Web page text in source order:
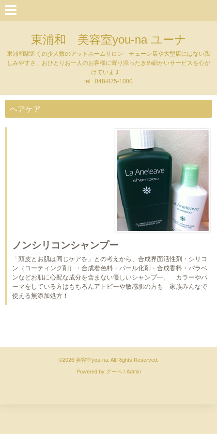
東浦和 美容室you-na ユーナ
東浦和駅近くの少人数のアットホームサロン チェーン店や大型店にはない親
しみやすさ、おひとりお一人のお客様に寄り添ったきめ細かいサービスを心が
けています
tel : 048-875-1000
ヘアケア
ノンシリコンシャンプー
「頭皮とお肌は同じケアを」との考えから、合成界面活性剤・シリコ
ン（コーティング剤）・合成着色料・パール化剤・合成香料・パラベ
ンなどお肌に心配な成分を含まない優しいシャンプ―。 カラーやパ
ーマをしている方はもちろんアトピーや敏感肌の方も 家族みんなで
使える無添加処方！
©2026 美容室you-na . All Rights Reserved.
Powered by グーペ/ Admin